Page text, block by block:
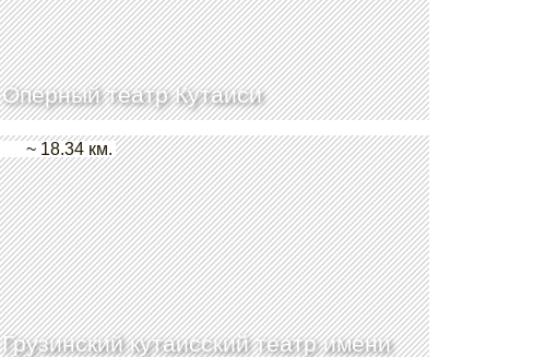
Оперный театр Кутаиси
Грузинский кутаисский театр имени
~ 18.34 км.